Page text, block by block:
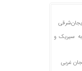
سیریک و
غربی